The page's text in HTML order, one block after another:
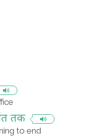
तक
to end